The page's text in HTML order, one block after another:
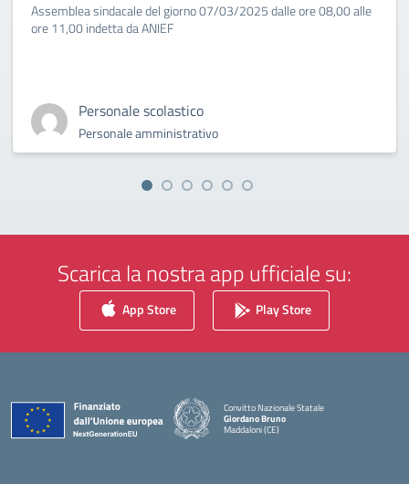
Assemblea sindacale del giorno 07/03/2025 dalle ore 08,00 alle
ore 11,00 indetta da ANIEF
Personale scolastico
Personale amministrativo
Scarica la nostra app ufficiale su:
App Store Play Store
Convitto Nazionale Statale
Giordano Bruno
Maddaloni (CE)